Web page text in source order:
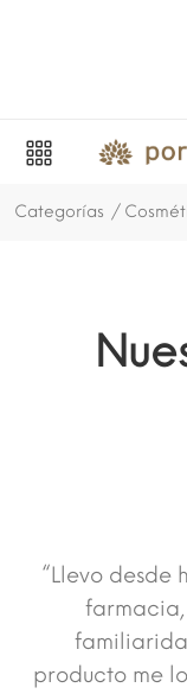
Categorías
“Llevo desde
farmacia,
producto me